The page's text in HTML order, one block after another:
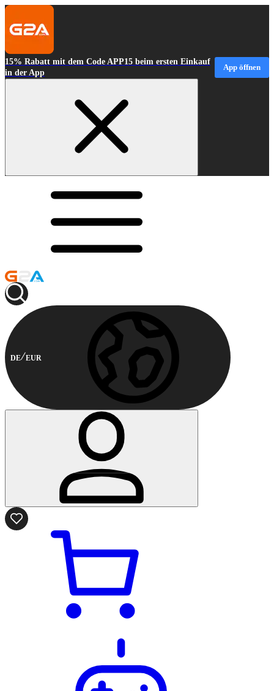
15% Rabatt mit dem Code APP15 beim ersten Einkauf
in der App
App öffnen
DE EUR